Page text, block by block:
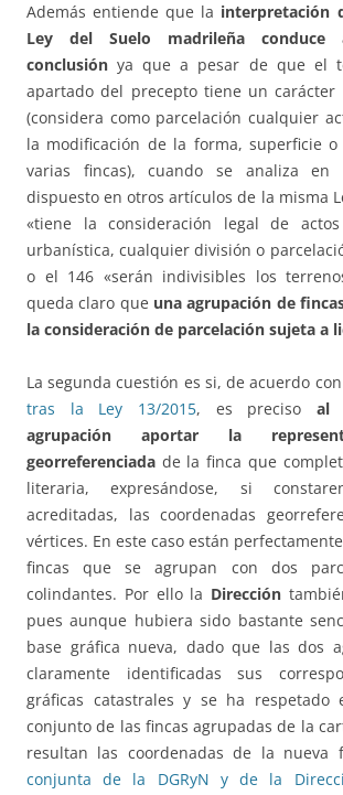
Además entiende que la interpretación
Ley del Suelo madrileña
conclusión ya que a pesar de que el
apartado del precepto tiene un carácter
(considera como parcelación cualquier
la modificación de la forma, superficie
varias fincas), cuando se analiza en
dispuesto en otros artículos de la misma
«tiene la consideración legal de
urbanística, cualquier división o
o el 146 «serán indivisibles los
queda claro que una agrupación de
la consideración de parcelación sujeta a
La segunda cuestión es si, de acuerdo
tras la Ley 13/2015, es preciso al
agrupación aportar la
georreferenciada de la finca que
literaria, expresándose, si
acreditadas, las coordenadas
vértices. En este caso están
fincas que se agrupan con dos
colindantes. Por ello la Dirección
pues aunque hubiera sido bastante
base gráfica nueva, dado que las dos
claramente identificadas sus
gráficas catastrales y se ha respetado
conjunto de las fincas agrupadas de la
resultan las coordenadas de la nueva
conjunta de la DGRyN y de la